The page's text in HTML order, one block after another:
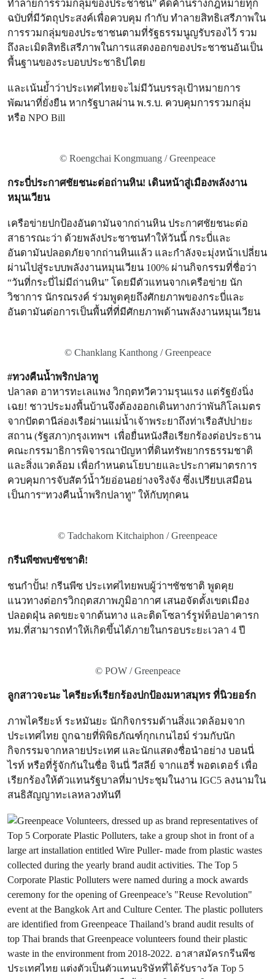
ทำลายการรวมกลุ่มของประชาชน” คัดค้านร่างกฎหมายทุก
ฉบับที่มีวัตถุประสงค์เพื่อควบคุม กำกับ ทำลายสิทธิเสรีภาพใน
การรวมกลุ่มของประชาชนตามที่รัฐธรรมนูญรับรองไว้ รวม
ถึงละเมิดสิทธิเสรีภาพในการแสดงออกของประชาชนอันเป็น
พื้นฐานของระบอบประชาธิปไตย
และเน้นย้ำว่าประเทศไทยจะไม่มีวันบรรลุเป้าหมายการ
พัฒนาที่ยั่งยืน หากรัฐบาลผ่าน พ.ร.บ. ควบคุมการรวมกลุ่ม
หรือ NPO Bill
© Roengchai Kongmuang / Greenpeace
กระบี่ประกาศชัยชนะต่อถ่านหิน! เดินหน้าสู่เมืองพลังงาน
หมุนเวียน
เครือข่ายปกป้องอันดามันจากถ่านหิน ประกาศชัยชนะต่อ
สาธารณะว่า ด้วยพลังประชาชนทำให้วันนี้ กระบี่และ
อันดามันปลอดภัยจากถ่านหินแล้ว และกำลังจะมุ่งหน้าเปลี่ยน
ผ่านไปสู่ระบบพลังงานหมุนเวียน 100% ผ่านกิจกรรมที่ชื่อว่า
“วันที่กระบี่ไม่มีถ่านหิน” โดยมีตัวแทนจากเครือข่าย นัก
วิชาการ นักรณรงค์ ร่วมพูดคุยถึงศักยภาพของกระบี่และ
อันดามันต่อการเป็นพื้นที่ที่มีศักยภาพด้านพลังงานหมุนเวียน
© Chanklang Kanthong / Greenpeace
#ทวงคืนน้ำพริกปลาทู
ปลาลด อาหารทะเลแพง วิกฤตทวีความรุนแรง แต่รัฐยังนิ่ง
เฉย! ชาวประมงพื้นบ้านจึงต้องออกเดินทางกว่าพันกิโลเมตร
จากปัตตานีล่องเรือผ่านแม่น้ำเจ้าพระยาถึงท่าเรือสัปปายะ
สถาน (รัฐสภา)กรุงเทพฯ เพื่อยื่นหนังสือเรียกร้องต่อประธาน
คณะกรรมาธิการพิจารณาปัญหาที่ดินทรัพยากรธรรมชาติ
และสิ่งแวดล้อม เพื่อกำหนดนโยบายและประกาศมาตรการ
ควบคุมการจับสัตว์น้ำวัยอ่อนอย่างจริงจัง ซึ่งเปรียบเสมือน
เป็นการ“ทวงคืนน้ำพริกปลาทู” ให้กับทุกคน
© Tadchakorn Kitchaiphon / Greenpeace
กรีนพีซพบชัชชาติ!
ชนกำปั้น! กรีนพีซ ประเทศไทยพบผู้ว่าฯชัชชาติ พูดคุย
แนวทางต่อกรวิกฤตสภาพภูมิอากาศ เสนอจัดตั้งเขตเมือง
ปลอดฝุ่น ลดขยะจากต้นทาง และติดโซลาร์รูฟท็อปอาคารก
ทม.ที่สามารถทำให้เกิดขึ้นได้ภายในกรอบระยะเวลา 4 ปี
© POW / Greenpeace
ลูกสาวจะนะ ไครียะห์เรียกร้องปกป้องมหาสมุทร ที่นิวยอร์ก
ภาพไครียะห์ ระหมันยะ นักกิจกรรมด้านสิ่งแวดล้อมจาก
ประเทศไทย ถูกฉายที่พิพิธภัณฑ์กุกเกนไฮม์ ร่วมกับนัก
กิจกรรมจากหลายประเทศ และนักแสดงชื่อนำอย่าง บอนนี่
ไรท์ หรือที่รู้จักกันในชื่อ จินนี่ วีสลีย์ จากแฮรี่ พอตเตอร์ เพื่อ
เรียกร้องให้ตัวแทนรัฐบาลที่มาประชุมในงาน IGC5 ลงนามใน
สนธิสัญญาทะเลหลวงทันที